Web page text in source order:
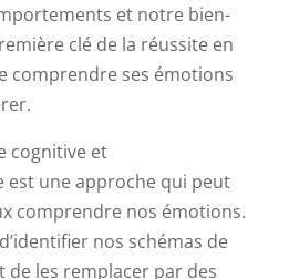
et notre bien-
clé de la réussite en
comprendre ses émotions
cognitive et
est une approche qui peut
comprendre nos émotions.
nos schémas de
de les remplacer par des